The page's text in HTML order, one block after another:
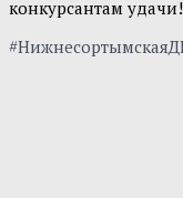
конкурсантам удачи!